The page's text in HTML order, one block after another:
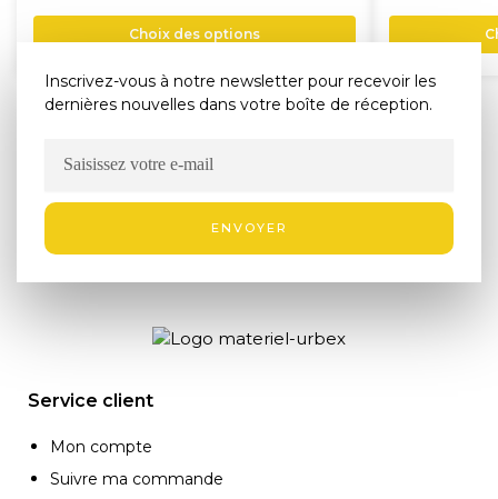
Choix des options
Inscrivez-vous à notre newsletter pour recevoir les
dernières nouvelles dans votre boîte de réception.
ENVOYER
Service client
Mon compte
Suivre ma commande